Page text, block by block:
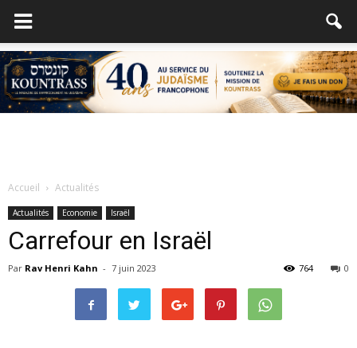
Accueil Actualités
Actualités Economie Israël
Carrefour en Israël
Par Rav Henri Kahn - 7 juin 2023 0
764